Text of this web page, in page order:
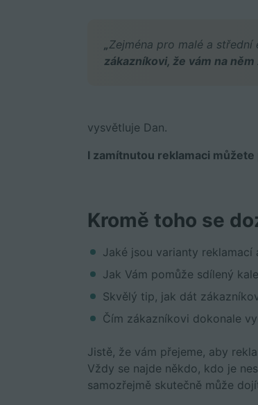
„Zejména pro malé a
zákazníkovi, že vám na něm
vysvětluje Dan.
I zamítnutou reklamaci
Kromě toho se
Jaké jsou varianty
Jak Vám pomůže sdílený
Skvělý tip, jak dát
Čím zákazníkovi dokonale
Jistě, že vám přejeme, aby
Vždy se najde někdo, kdo je
samozřejmě skutečně může